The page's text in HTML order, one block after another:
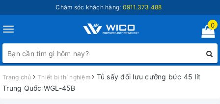
Chăm sóc khách hàng: 0911.373.488
Toggle
navigation
0
Trang chủ Thiết bị thí nghiệm
Tủ sấy đối lưu cưỡng bức 45 lít
Trung Quốc WGL-45B